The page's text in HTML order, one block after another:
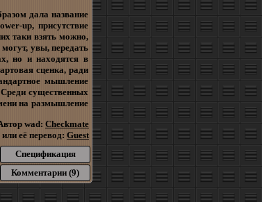
дала название
up, присутствие
таки взять можно,
увы, передать
но и находятся в
сценка, ради
мышление
существенных
на размышление
wad: Checkmate
её перевод: Guest
Спецификация
Комментарии (9)